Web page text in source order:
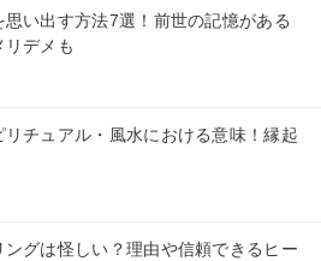
思い出す方法7選！前世の記憶がある
リデメも
リチュアル・風水における意味！縁起
ングは怪しい？理由や信頼できるヒー